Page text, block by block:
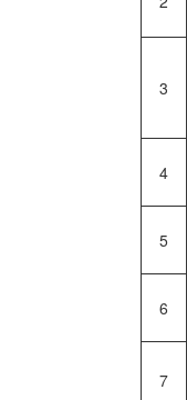
3
4
5
6
7